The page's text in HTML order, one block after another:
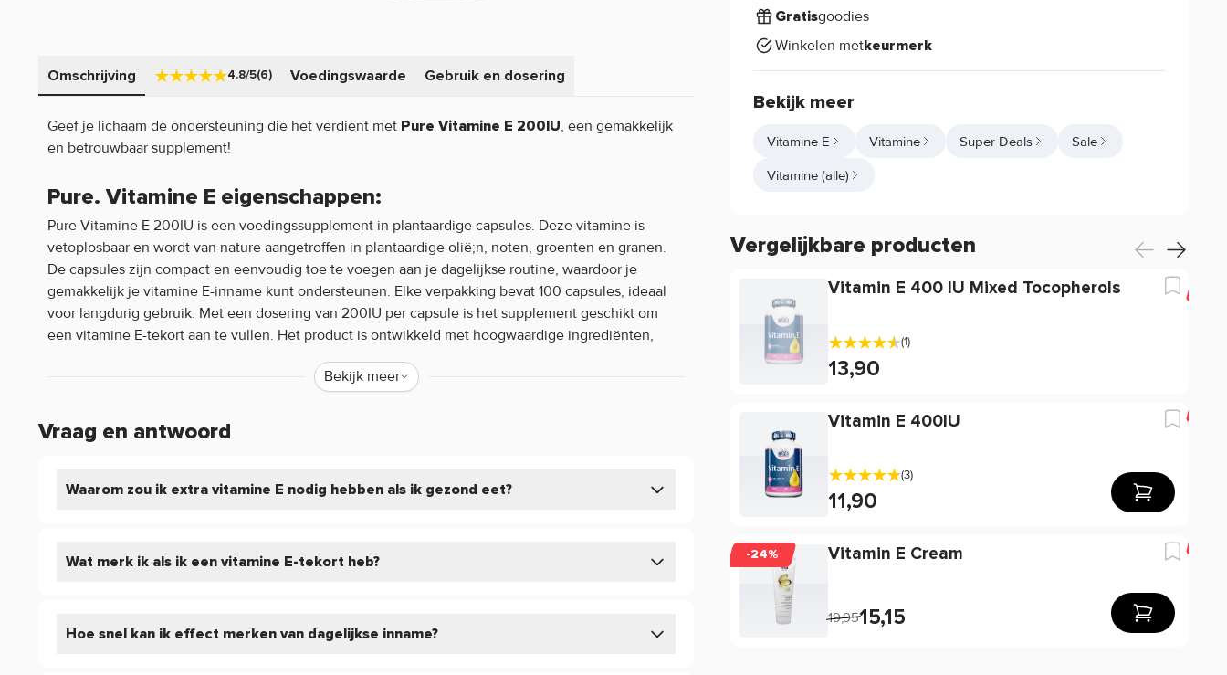
Gratisgoodies
Winkelen metkeurmerk
Bekijk meer
Vitamine E Vitamine Super Deals Sale
Vitamine (alle)
Vergelijkbare producten
Vitamin E 400 IU Mixed Tocopherols
(1)
13,90
Vitamin E 400IU
(3)
11,90
-24% Vitamin E Cream
19,9515,15
Omschrijving 4.8/5(6) Voedingswaarde Gebruik en dosering
Geef je lichaam de ondersteuning die het verdient met Pure Vitamine E 200IU, een gemakkelijk
en betrouwbaar supplement!
Pure. Vitamine E eigenschappen:
Pure Vitamine E 200IU is een voedingssupplement in plantaardige capsules. Deze vitamine is
vetoplosbaar en wordt van nature aangetroffen in plantaardige olië;n, noten, groenten en granen.
De capsules zijn compact en eenvoudig toe te voegen aan je dagelijkse routine, waardoor je
gemakkelijk je vitamine E-inname kunt ondersteunen. Elke verpakking bevat 100 capsules, ideaal
voor langdurig gebruik. Met een dosering van 200IU per capsule is het supplement geschikt om
een vitamine E-tekort aan te vullen. Het product is ontwikkeld met hoogwaardige ingrediënten,
Pure Vitamine E 200IU biedt een kwalitatief hoogwaardig supplement in een praktische vorm. De
ondersteuning te geven die het nodig heeft. Dit supplement is zorgvuldig ontwikkeld met aandacht
Geschikt voor dagelijks gebruik
Bekijk meer
Vraag en antwoord
Waarom zou ik extra vitamine E nodig hebben als ik gezond eet?
Wat merk ik als ik een vitamine E-tekort heb?
Hoe snel kan ik effect merken van dagelijkse inname?